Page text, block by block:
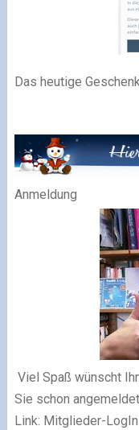
Das heutige
Anmeldung
Viel Spaß wünscht
Sie schon
Link: Mitglieder-